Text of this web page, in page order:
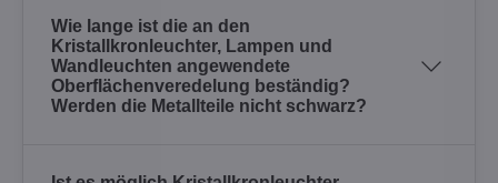
Wie lange ist die an den
Kristallkronleuchter, Lampen und
Wandleuchten angewendete
Oberflächenveredelung beständig?
Werden die Metallteile nicht schwarz?